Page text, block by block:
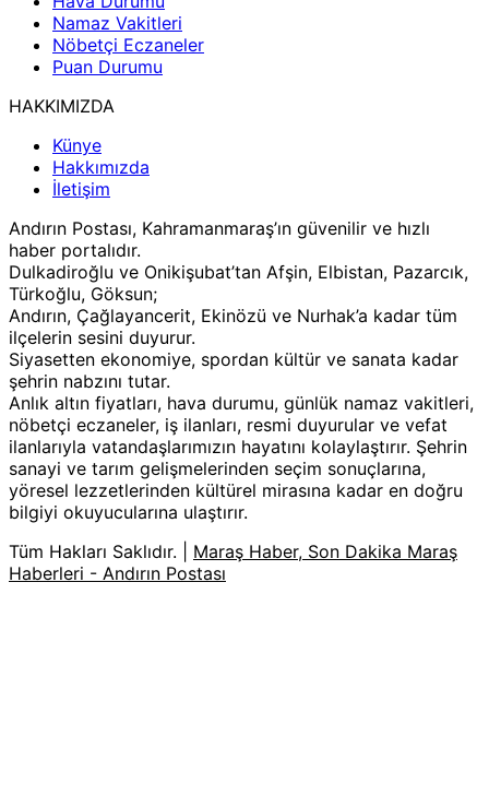
Namaz Vakitleri
Nöbetçi Eczaneler
Puan Durumu
HAKKIMIZDA
Künye
Hakkımızda
İletişim
Andırın Postası, Kahramanmaraş’ın güvenilir ve hızlı
haber portalıdır.
Dulkadiroğlu ve Onikişubat’tan Afşin, Elbistan, Pazarcık,
Türkoğlu, Göksun;
Andırın, Çağlayancerit, Ekinözü ve Nurhak’a kadar tüm
ilçelerin sesini duyurur.
Siyasetten ekonomiye, spordan kültür ve sanata kadar
şehrin nabzını tutar.
Anlık altın fiyatları, hava durumu, günlük namaz vakitleri,
nöbetçi eczaneler, iş ilanları, resmi duyurular ve vefat
ilanlarıyla vatandaşlarımızın hayatını kolaylaştırır. Şehrin
sanayi ve tarım gelişmelerinden seçim sonuçlarına,
yöresel lezzetlerinden kültürel mirasına kadar en doğru
bilgiyi okuyucularına ulaştırır.
Tüm Hakları Saklıdır. | Maraş Haber, Son Dakika Maraş
Haberleri - Andırın Postası